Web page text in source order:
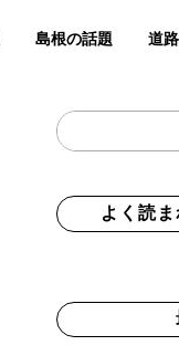
島根の話題 道
よく読